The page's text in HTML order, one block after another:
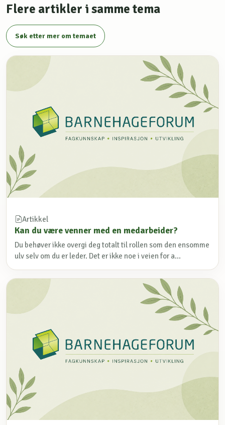
Flere artikler i samme tema
Søk etter mer om temaet
Artikkel
Kan du være venner med en medarbeider?
Du behøver ikke overgi deg totalt til rollen som den ensomme
ulv selv om du er leder. Det er ikke noe i veien for a...